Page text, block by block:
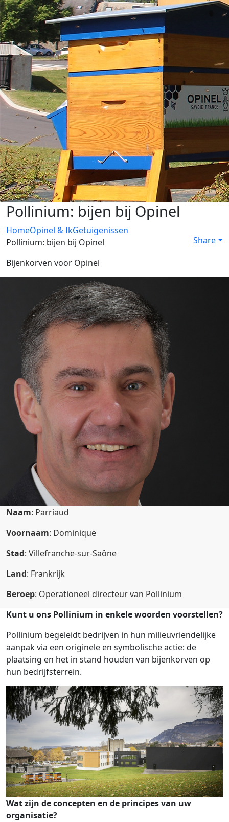
Pollinium: bijen bij Opinel
HomeOpinel & IkGetuigenissen
Pollinium: bijen bij Opinel
Share
Bijenkorven voor Opinel
Naam: Parriaud
Voornaam: Dominique
Stad: Villefranche-sur-Saône
Land: Frankrijk
Beroep: Operationeel directeur van Pollinium
Kunt u ons Pollinium in enkele woorden voorstellen?
Pollinium begeleidt bedrijven in hun milieuvriendelijke
aanpak via een originele en symbolische actie: de
plaatsing en het in stand houden van bijenkorven op
hun bedrijfsterrein.
Wat zijn de concepten en de principes van uw
organisatie?